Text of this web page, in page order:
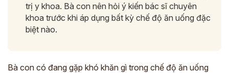
trị y khoa. Bà con nên hỏi ý kiến bác sĩ chuyên
khoa trước khi áp dụng bất kỳ chế độ ăn uống đặc
biệt nào.
Bà con có đang gặp khó khăn gì trong chế độ ăn uống
ĐĂNG KÝ ĐẾN KHÁM TRỰC TIẾP
Thông tin của bạn được bảo mật và chỉ sử dụng cho mục đích tư vấn.